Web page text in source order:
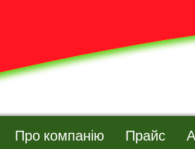
Про компанію Прайс